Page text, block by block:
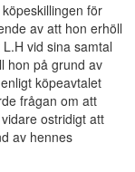
för
av att hon erhöll
vid sina samtal
hon på grund av
köpeavtalet
frågan om att
ostridigt att
av hennes